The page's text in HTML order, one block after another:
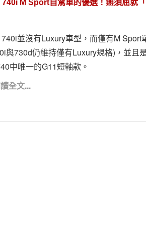
740i M Sport自駕車的優選！無須屈就
並沒有Luxury車型，而僅有M Sport
與730d仍維持僅有Luxury規格)，並且
中唯一的G11短軸款。
全文...